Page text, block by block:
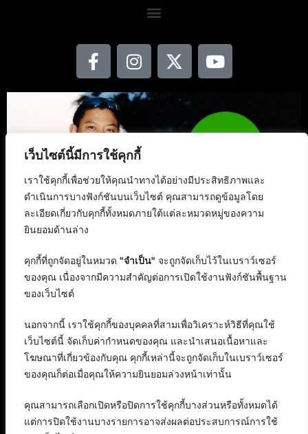
เว็บไซต์นี้มีการใช้คุกกี้
เราใช้คุกกี้เพื่อช่วยให้คุณนำทางได้อย่างมีประสิทธิภาพและ
ดำเนินการบางฟังก์ชันบนเว็บไซต์ คุณสามารถดูข้อมูลโดย
ละเอียดเกี่ยวกับคุกกี้ทั้งหมดภายใต้แต่ละหมวดหมู่ของความ
ยินยอมด้านล่าง
คุกกี้ที่ถูกจัดอยู่ในหมวด "จำเป็น" จะถูกจัดเก็บไว้ในเบราว์เซอร์
ของคุณ เนื่องจากมีความสำคัญต่อการเปิดใช้งานฟังก์ชันพื้นฐาน
ของเว็บไซต์
นอกจากนี้ เราใช้คุกกี้ของบุคคลที่สามเพื่อวิเคราะห์วิธีที่คุณใช้
เว็บไซต์นี้ จัดเก็บค่ากำหนดของคุณ และนำเสนอเนื้อหาและ
โฆษณาที่เกี่ยวข้องกับคุณ คุกกี้เหล่านี้จะถูกจัดเก็บในเบราว์เซอร์
ของคุณก็ต่อเมื่อคุณให้ความยินยอมล่วงหน้าเท่านั้น
คุณสามารถเลือกเปิดหรือปิดการใช้คุกกี้บางส่วนหรือทั้งหมดได้
แต่การปิดใช้งานบางรายการอาจส่งผลต่อประสบการณ์การใช้